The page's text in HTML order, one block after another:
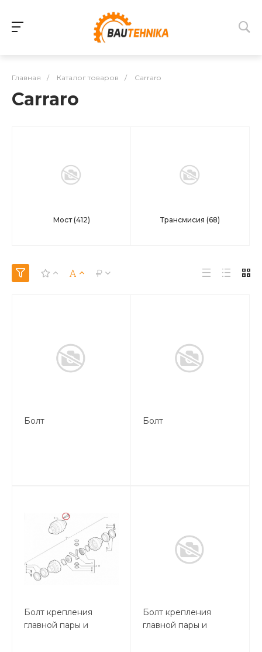
Главная / Каталог товаров / Carraro
Carraro
Мост(412) Трансмисия (68)
Болт Болт
Болт крепления
главной пары и
Болт крепления
главной пары и